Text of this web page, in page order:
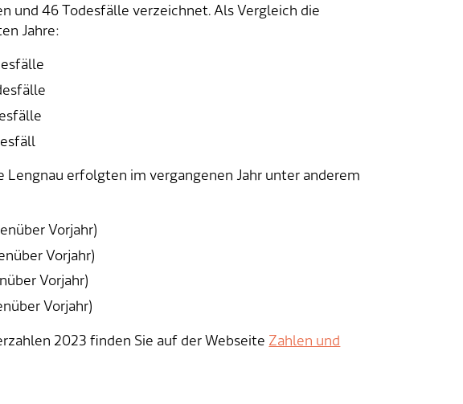
und 46 Todesfälle verzeichnet. Als Vergleich die
Jahre:
erfolgten im vergangenen Jahr unter anderem
Vorjahr)
Vorjahr)
Vorjahr)
Vorjahr)
2023 finden Sie auf der Webseite Zahlen und